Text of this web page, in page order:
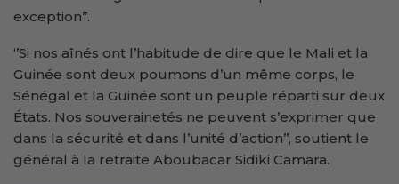
exception’’.
‘’Si nos aînés ont l’habitude de dire que le Mali et la
Guinée sont deux poumons d’un même corps, le
Sénégal et la Guinée sont un peuple réparti sur deux
États. Nos souverainetés ne peuvent s’exprimer que
dans la sécurité et dans l’unité d’action’’, soutient le
général à la retraite Aboubacar Sidiki Camara.